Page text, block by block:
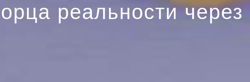
реальности через